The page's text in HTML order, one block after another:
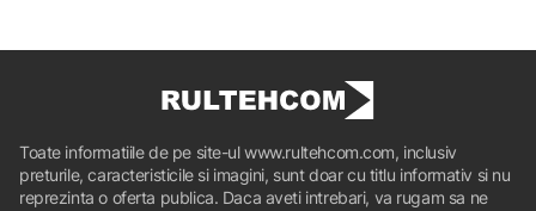
Toate informatiile de pe site-ul www.rultehcom.com, inclusiv
preturile, caracteristicile si imagini, sunt doar cu titlu informativ si nu
reprezinta o oferta publica. Daca aveti intrebari, va rugam sa ne